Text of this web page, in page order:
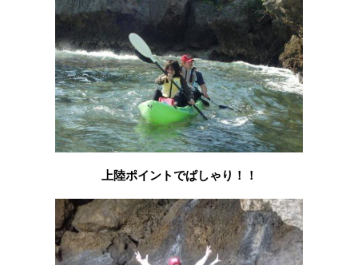
上陸ポイントでぱしゃり！！